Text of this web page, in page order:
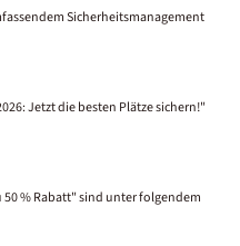
Sicherheitsmanagement
Jetzt die besten Plätze sichern!"
% Rabatt" sind unter folgendem